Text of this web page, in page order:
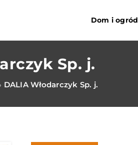
Dom i ogród
Sp. j.
DALIA Włodarczyk Sp. j.